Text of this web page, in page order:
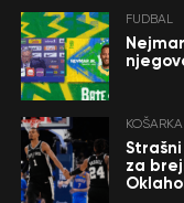
FUDBAL
KOŠARKA
za